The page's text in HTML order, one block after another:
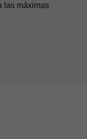
las máximas